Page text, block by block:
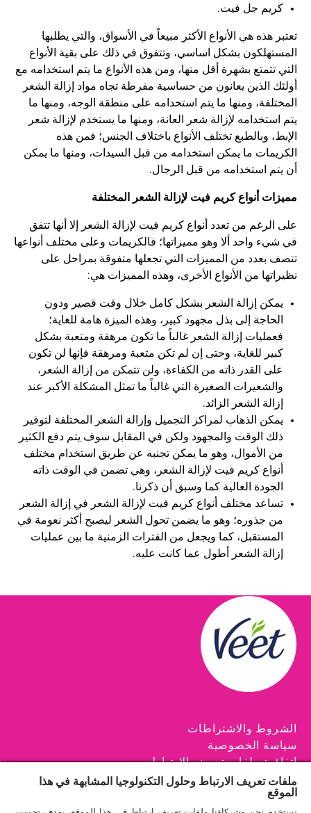
كريم جل فيت.
تعتبر هذه هي الأنواع الأكثر مبيعاً في الأسواق، والتي يطلبها
المستهلكون بشكل اساسي، وتتفوق في ذلك على بقية الأنواع
التي تتمتع بشهرة أقل منها، ومن هذه الأنواع ما يتم استخدامه مع
أولئك الذين يعانون من حساسية مفرطة تجاه مواد إزالة الشعر
المختلفة، ومنها ما يتم استخدامه على منطقة الوجه، ومنها ما
يتم استخدامه لإزالة شعر العانة، ومنها ما يستخدم لإزالة شعر
الإبط، وبالطبع تختلف الأنواع باختلاف الجنس؛ فمن هذه
الكريمات ما يمكن استخدامه من قبل السيدات، ومنها ما يمكن
أن يتم استخدامه من قبل الرجال.
مميزات أنواع كريم فيت لإزالة الشعر المختلفة
على الرغم من تعدد أنواع كريم فيت لإزالة الشعر إلا أنها تتفق
في شيء واحد ألا وهو مميزاتها؛ فالكريمات وعلى مختلف أنواعها
تتصف بعدد من المميزات التي تجعلها متفوقة بمراحل على
نظيراتها من الأنواع الأخرى، وهذه المميزات هي:
يمكن إزالة الشعر بشكل كامل خلال وقت قصير ودون
الحاجة إلى بذل مجهود كبير، وهذه الميزة هامة للغاية؛
فعمليات إزالة الشعر غالباً ما تكون مرهقة ومتعبة بشكل
كبير للغاية، وحتى إن لم تكن متعبة ومرهقة فإنها لن تكون
على القدر ذاته من الكفاءة، ولن تتمكن من إزالة الشعر،
والشعيرات الصغيرة التي غالباً ما تمثل المشكلة الأكبر عند
إزالة الشعر الزائد.
يمكن الذهاب لمراكز التجميل وإزالة الشعر المختلفة لتوفير
ذلك الوقت والمجهود ولكن في المقابل سوف يتم دفع الكثير
من الأموال، وهو ما يمكن تجنبه عن طريق استخدام مختلف
أنواع كريم فيت لإزالة الشعر، وهي تضمن في الوقت ذاته
الجودة العالية كما وسبق أن ذكرنا.
تساعد مختلف أنواع كريم فيت لإزالة الشعر في إزالة الشعر
من جذوره؛ وهو ما يضمن تحول الشعر ليصبح أكثر نعومة في
المستقبل، كما ويجعل من الفترات الزمنية ما بين عمليات
إزالة الشعر أطول عما كانت عليه.
الشروط والاشتراطات
سياسة الخصوصية
اتفاقية ملفات تعريف الارتباط
نصائح
ملفات تعريف الارتباط وحلول التكنولوجيا المشابهة في هذا
الموقع